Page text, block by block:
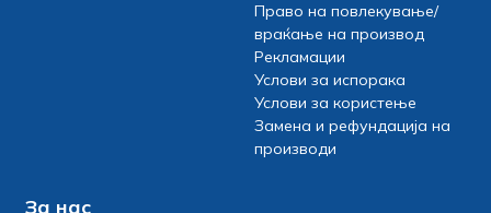
Право на повлекување/
враќање на производ
Рекламации
Услови за испорака
Услови за користење
Замена и рефундација на
производи
За нас